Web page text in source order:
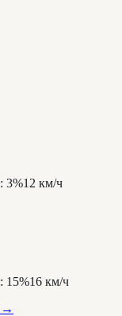
: 3%12 км/ч
: 15%16 км/ч
→